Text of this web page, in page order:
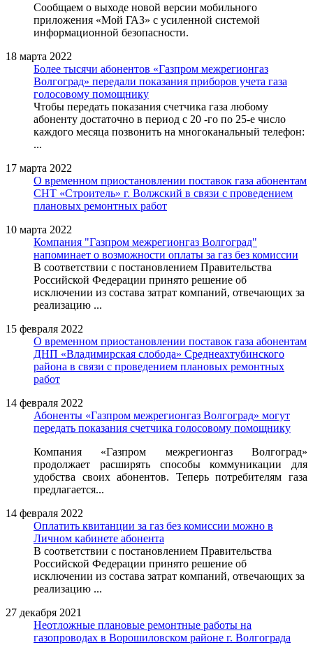
Сообщаем о выходе новой версии мобильного
приложения «Мой ГАЗ» с усиленной системой
информационной безопасности.
18 марта 2022
Более тысячи абонентов «Газпром межрегионгаз
Волгоград» передали показания приборов учета газа
голосовому помощнику
Чтобы передать показания счетчика газа любому
абоненту достаточно в период с 20 -го по 25-е число
каждого месяца позвонить на многоканальный телефон:
...
17 марта 2022
О временном приостановлении поставок газа абонентам
СНТ «Строитель» г. Волжский в связи с проведением
плановых ремонтных работ
10 марта 2022
Компания "Газпром межрегионгаз Волгоград"
напоминает о возможности оплаты за газ без комиссии
В соответствии с постановлением Правительства
Российской Федерации принято решение об
исключении из состава затрат компаний, отвечающих за
реализацию ...
15 февраля 2022
О временном приостановлении поставок газа абонентам
ДНП «Владимирская слобода» Среднеахтубинского
района в связи с проведением плановых ремонтных
работ
14 февраля 2022
Абоненты «Газпром межрегионгаз Волгоград» могут
передать показания счетчика голосовому помощнику
Компания «Газпром межрегионгаз Волгоград»
продолжает расширять способы коммуникации для
удобства своих абонентов. Теперь потребителям газа
предлагается...
14 февраля 2022
Оплатить квитанции за газ без комиссии можно в
Личном кабинете абонента
В соответствии с постановлением Правительства
Российской Федерации принято решение об
исключении из состава затрат компаний, отвечающих за
реализацию ...
27 декабря 2021
Неотложные плановые ремонтные работы на
газопроводах в Ворошиловском районе г. Волгограда